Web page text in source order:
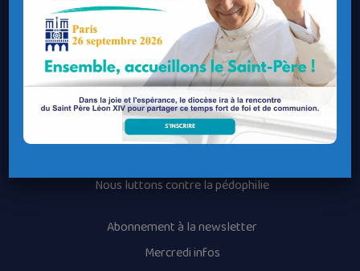
Contacter une permanence
Recrutement
Horaires des messes
Nos paroisses
Les services diocésains
Nous luttons contre la pédophilie
Abonnement à la newsletter
Mercredi infos